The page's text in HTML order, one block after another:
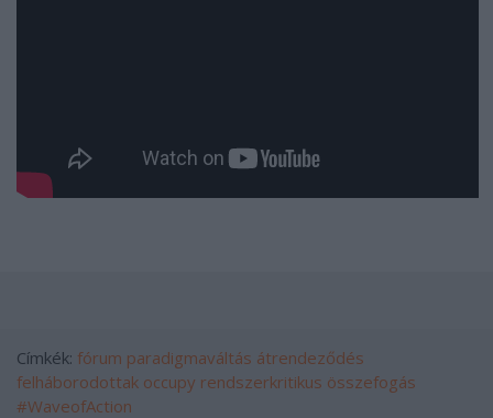
Címkék: fórum paradigmaváltás átrendeződés
felháborodottak occupy rendszerkritikus összefogás
#WaveofAction